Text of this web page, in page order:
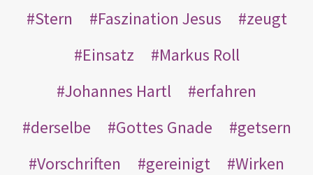
Stern
Faszination Jesus
zeugt
Einsatz
Markus Roll
Johannes Hartl
erfahren
derselbe
Gottes Gnade
getsern
Vorschriften
gereinigt
Wirken